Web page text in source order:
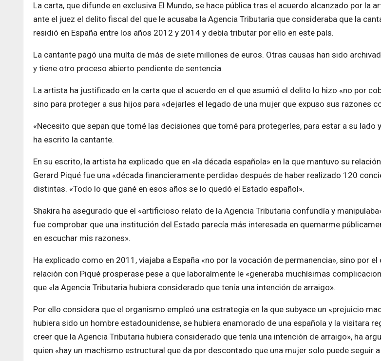
La carta, que difunde en exclusiva El Mundo, se hace pública tras el acuerdo alcanzado por la
ante el juez el delito fiscal del que le acusaba la Agencia Tributaria que consideraba que la
residió en España entre los años 2012 y 2014 y debía tributar por ello en este país.
La cantante pagó una multa de más de siete millones de euros. Otras causas han sido
y tiene otro proceso abierto pendiente de sentencia.
La artista ha justificado en la carta que el acuerdo en el que asumió el delito lo hizo «no por
sino para proteger a sus hijos para «dejarles el legado de una mujer que expuso sus razones
«Necesito que sepan que tomé las decisiones que tomé para protegerles, para estar a su lado
ha escrito la cantante.
En su escrito, la artista ha explicado que en «la década española» en la que mantuvo su
Gerard Piqué fue una «década financieramente perdida» después de haber realizado 120
distintas. «Todo lo que gané en esos años se lo quedó el Estado español».
Shakira ha asegurado que el «artificioso relato de la Agencia Tributaria confundía y
fue comprobar que una institución del Estado parecía más interesada en quemarme
en escuchar mis razones».
Ha explicado como en 2011, viajaba a España «no por la vocación de permanencia», sino por el
relación con Piqué prosperase pese a que laboralmente le «generaba muchísimas
que «la Agencia Tributaria hubiera considerado que tenía una intención de arraigo».
Por ello considera que el organismo empleó una estrategia en la que subyace un «prejuicio
hubiera sido un hombre estadounidense, se hubiera enamorado de una española y la visitara
creer que la Agencia Tributaria hubiera considerado que tenía una intención de arraigo», ha
quien «hay un machismo estructural que da por descontado que una mujer solo puede seguir